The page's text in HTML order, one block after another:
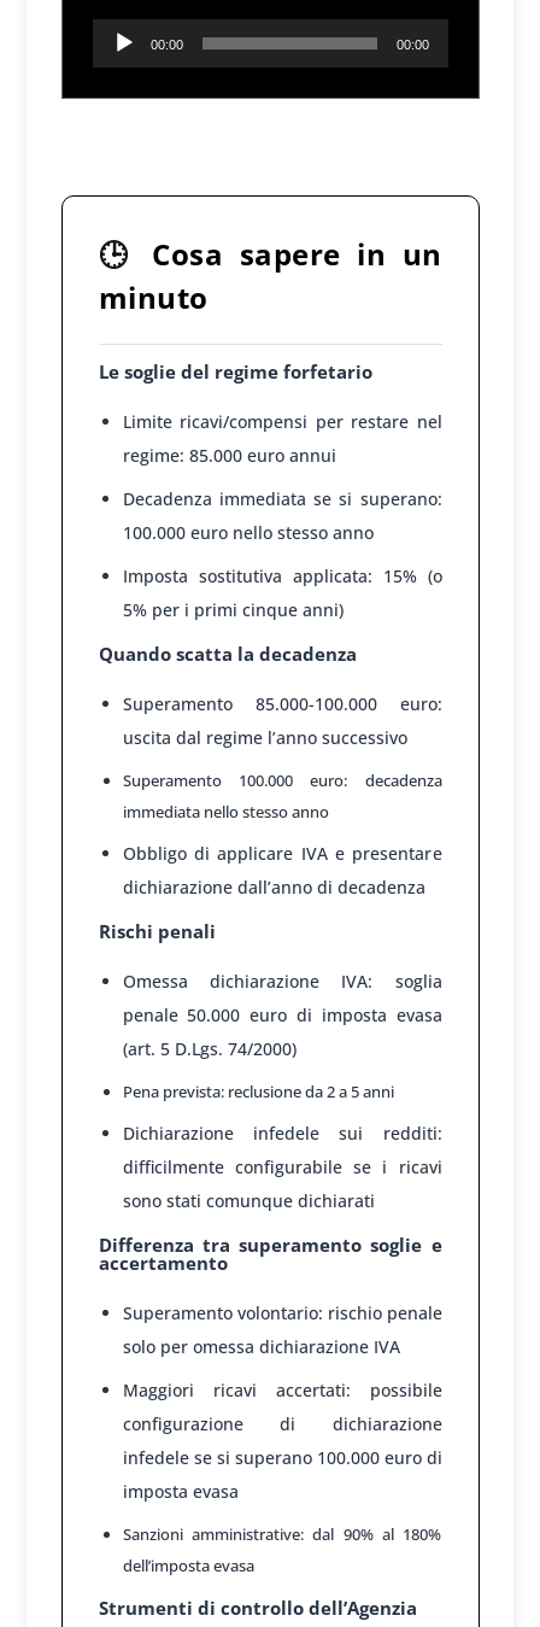
Audio
Player
00:00 00:00
🕒 Cosa sapere in un
minuto
Le soglie del regime forfetario
Limite ricavi/compensi per restare nel
regime: 85.000 euro annui
Decadenza immediata se si superano:
100.000 euro nello stesso anno
Imposta sostitutiva applicata: 15% (o
5% per i primi cinque anni)
Quando scatta la decadenza
Superamento 85.000-100.000 euro:
uscita dal regime l’anno successivo
Superamento 100.000 euro: decadenza
immediata nello stesso anno
Obbligo di applicare IVA e presentare
dichiarazione dall’anno di decadenza
Rischi penali
Omessa dichiarazione IVA: soglia
penale 50.000 euro di imposta evasa
(art. 5 D.Lgs. 74/2000)
Pena prevista: reclusione da 2 a 5 anni
Dichiarazione infedele sui redditi:
difficilmente configurabile se i ricavi
sono stati comunque dichiarati
Differenza tra superamento soglie e
accertamento
Superamento volontario: rischio penale
solo per omessa dichiarazione IVA
Maggiori ricavi accertati: possibile
configurazione di dichiarazione
infedele se si superano 100.000 euro di
imposta evasa
Sanzioni amministrative: dal 90% al 180%
dell’imposta evasa
Strumenti di controllo dell’Agenzia